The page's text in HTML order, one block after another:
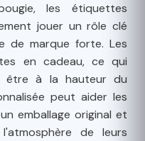
les étiquettes
jouer un rôle clé
de marque forte. Les
en cadeau, ce qui
être à la hauteur du
peut aider les
emballage original et
de leurs